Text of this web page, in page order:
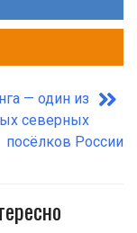
— один из
северных
посёлков России